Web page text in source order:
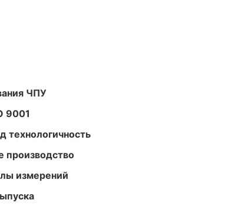
ЧПУ
9001
технологичность
производство
измерений